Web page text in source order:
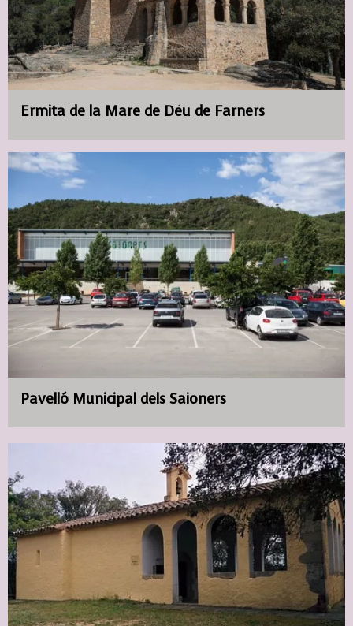
Ermita de la Mare de Déu de Farners
Pavelló Municipal dels Saioners